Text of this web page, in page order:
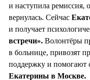
и наступила ремиссия,
вернулась. Сейчас
и получает
встречи». Волонтёры
в больнице, привозят
поддержку и помогают
Екатерины в Москве.